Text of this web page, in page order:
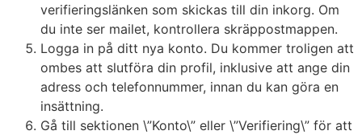
verifieringslänken som skickas till din inkorg. Om
du inte ser mailet, kontrollera skräppostmappen.
Logga in på ditt nya konto. Du kommer troligen att
ombes att slutföra din profil, inklusive att ange din
adress och telefonnummer, innan du kan göra en
insättning.
Gå till sektionen \”Konto\” eller \”Verifiering\” för att